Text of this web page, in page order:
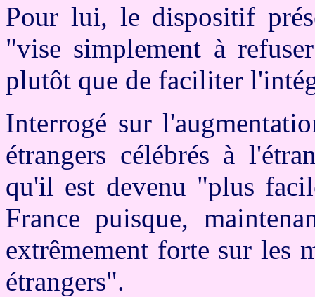
Pour lui, le dispositif
"vise simplement à
plutôt que de faciliter
Interrogé sur
étrangers célébrés à
qu'il est devenu "plus
France puisque,
extrêmement forte sur les
étrangers".